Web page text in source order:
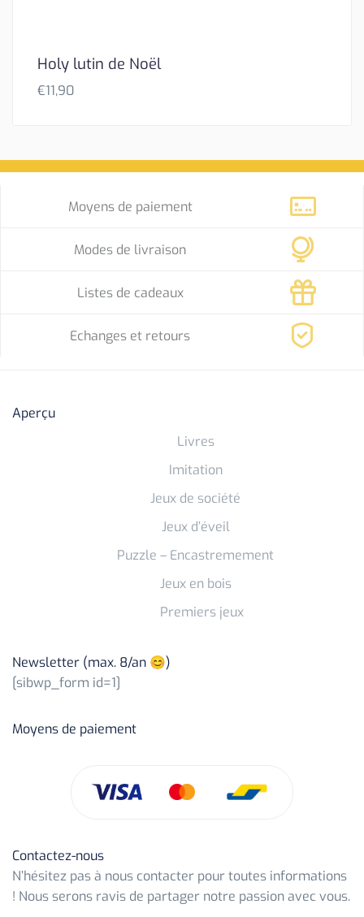
Holy lutin de Noël
€11,90
Moyens de paiement
Modes de livraison
Listes de cadeaux
Echanges et retours
Aperçu
Livres
Imitation
Jeux de société
Jeux d’éveil
Puzzle – Encastremement
Jeux en bois
Premiers jeux
Newsletter (max. 8/an 😊)
[sibwp_form id=1]
Moyens de paiement
Contactez-nous
N’hésitez pas à nous contacter pour toutes informations
! Nous serons ravis de partager notre passion avec vous.